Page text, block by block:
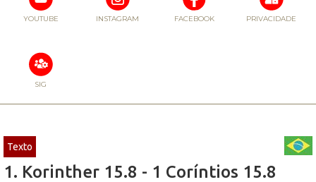
YOUTUBE INSTAGRAM FACEBOOK PRIVACIDADE
SIG
Texto
1. Korinther 15.8 - 1 Coríntios 15.8